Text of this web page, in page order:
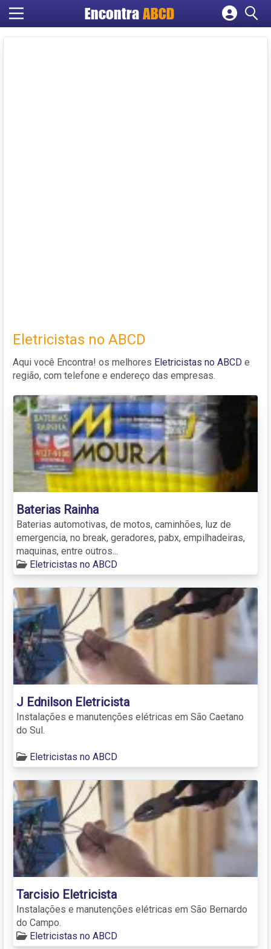
EncontraABCD
Cadastrar empresa
Eletricistas no ABCD
Aqui você Encontra! os melhores Eletricistas no ABCD e
região, com telefone e endereço das empresas.
Baterias Rainha
Baterias automotivas, de motos, caminhões, luz de
emergencia, no break, geradores, pabx, empilhadeiras,
maquinas, entre outros...
Eletricistas no ABCD
J Ednilson Eletricista
Instalações e manutenções elétricas em São Caetano
do Sul.
Eletricistas no ABCD
Tarcisio Eletricista
Instalações e manutenções elétricas em São Bernardo
do Campo.
Eletricistas no ABCD